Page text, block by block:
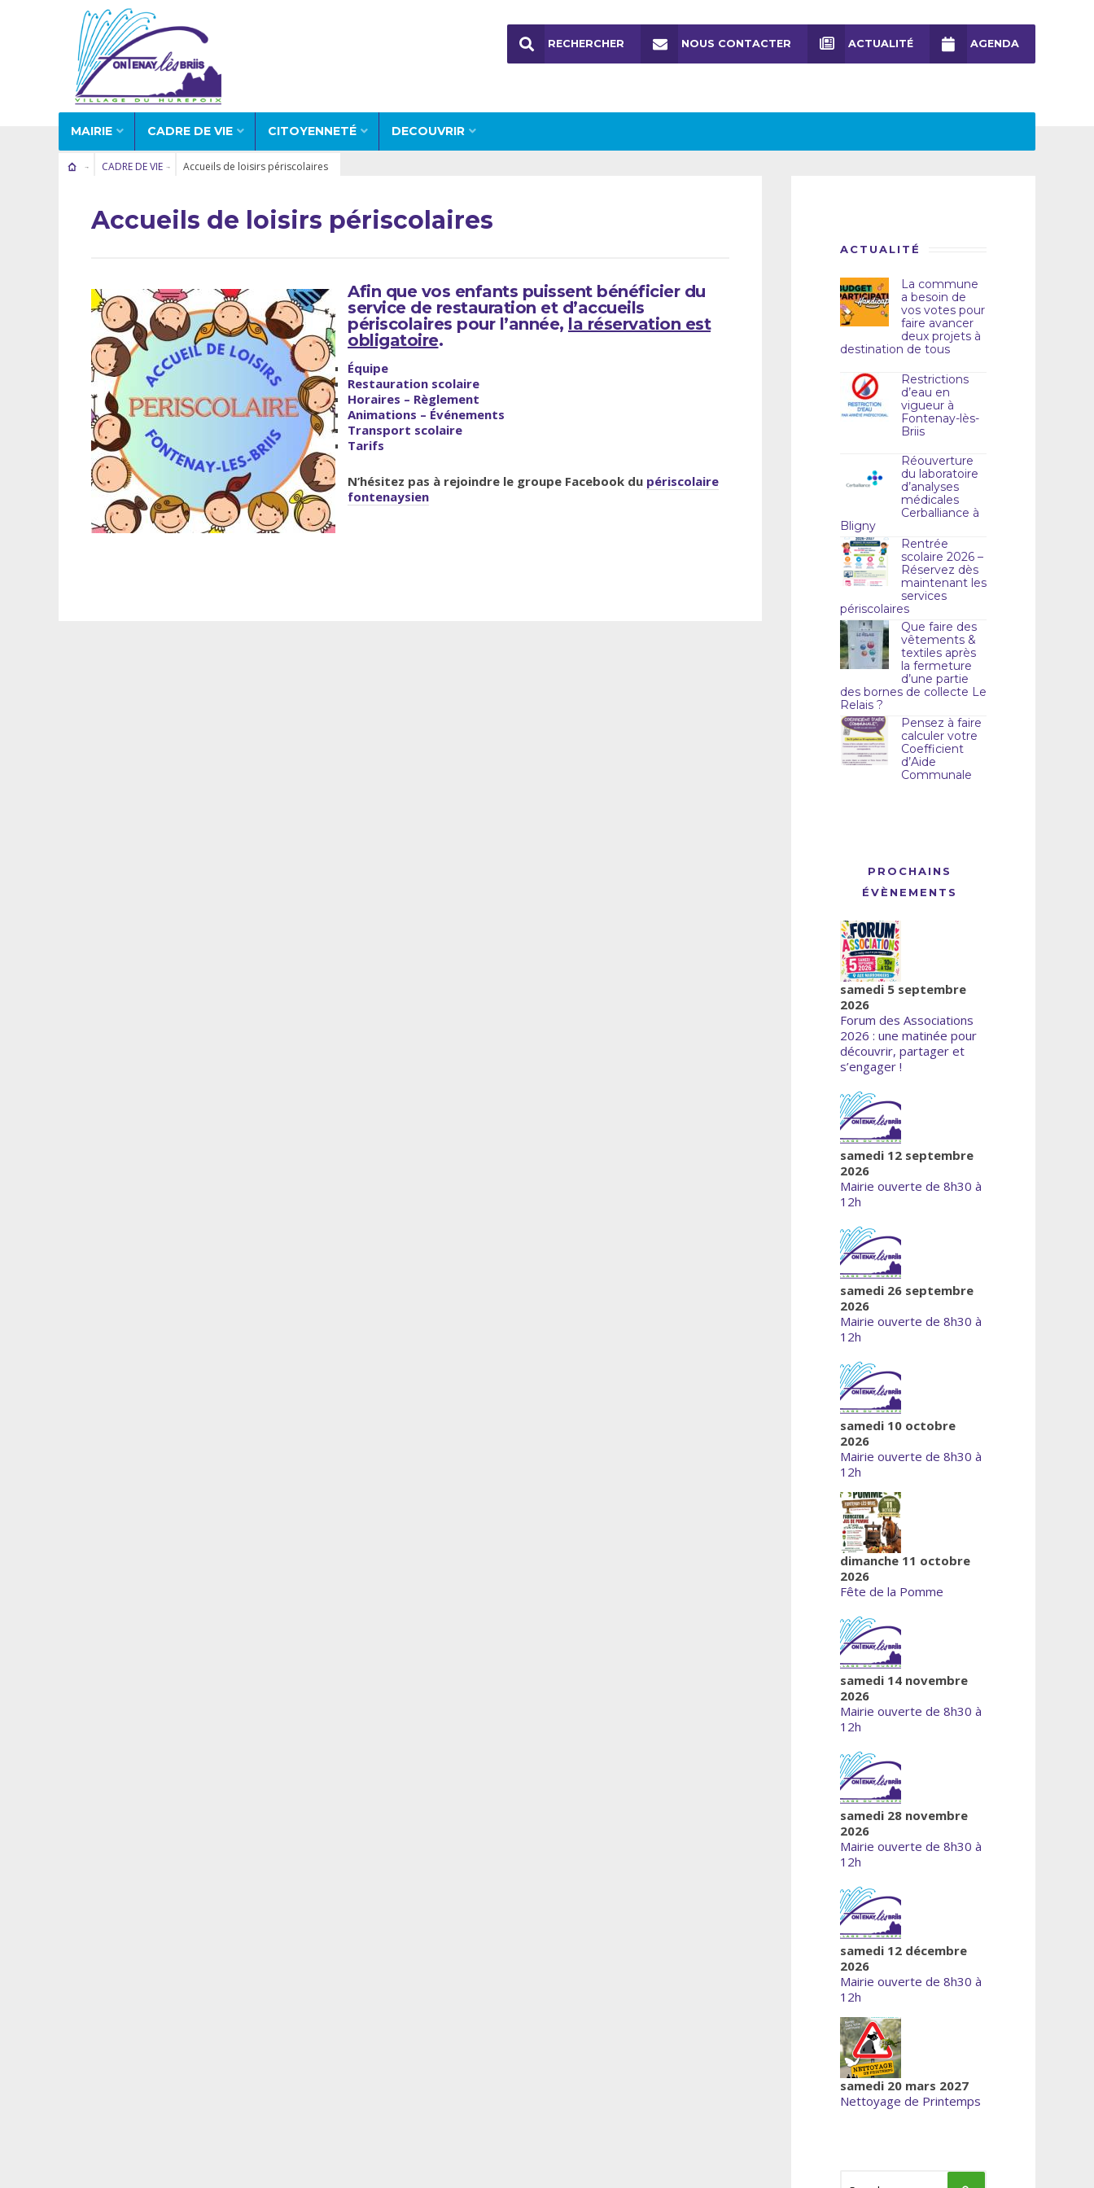
MAIRIE CADRE DE VIE CITOYENNETÉ DECOUVRIR
RECHERCHER NOUS CONTACTER ACTUALITÉ AGENDA
CADRE DE VIE Accueils de loisirs périscolaires
Accueils de loisirs périscolaires
Afin que vos enfants puissent bénéficier du
service de restauration et d’accueils
périscolaires pour l’année, la réservation est
obligatoire.
Équipe
Restauration scolaire
Horaires – Règlement
Animations – Événements
Transport scolaire
Tarifs
N’hésitez pas à rejoindre le groupe Facebook du périscolaire
fontenaysien
ACTUALITÉ
La commune
a besoin de
vos votes pour
faire avancer
deux projets à
destination de tous
Restrictions
d’eau en
vigueur à
Fontenay-lès-
Briis
Réouverture
du laboratoire
d’analyses
médicales
Cerballiance à
Bligny
Rentrée
scolaire 2026 –
Réservez dès
maintenant les
services
périscolaires
Que faire des
vêtements &
textiles après
la fermeture
d’une partie
des bornes de collecte Le
Relais ?
Pensez à faire
calculer votre
Coefficient
d’Aide
Communale
PROCHAINS
ÉVÈNEMENTS
samedi 5 septembre
2026
Forum des Associations
2026 : une matinée pour
découvrir, partager et
s’engager !
samedi 12 septembre
2026
Mairie ouverte de 8h30 à
12h
samedi 26 septembre
2026
Mairie ouverte de 8h30 à
12h
samedi 10 octobre
2026
Mairie ouverte de 8h30 à
12h
dimanche 11 octobre
2026
Fête de la Pomme
samedi 14 novembre
2026
Mairie ouverte de 8h30 à
12h
samedi 28 novembre
2026
Mairie ouverte de 8h30 à
12h
samedi 12 décembre
2026
Mairie ouverte de 8h30 à
12h
samedi 20 mars 2027
Nettoyage de Printemps